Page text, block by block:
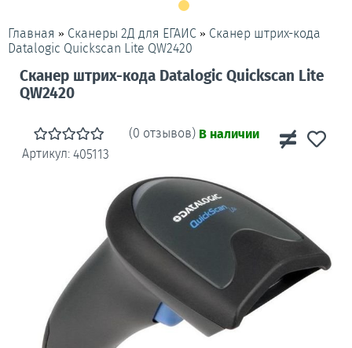
Главная » Сканеры 2Д для ЕГАИС » Сканер штрих-кода
Datalogic Quickscan Lite QW2420
Сканер штрих-кода Datalogic Quickscan Lite
QW2420
(0 отзывов) В наличии
Артикул: 405113